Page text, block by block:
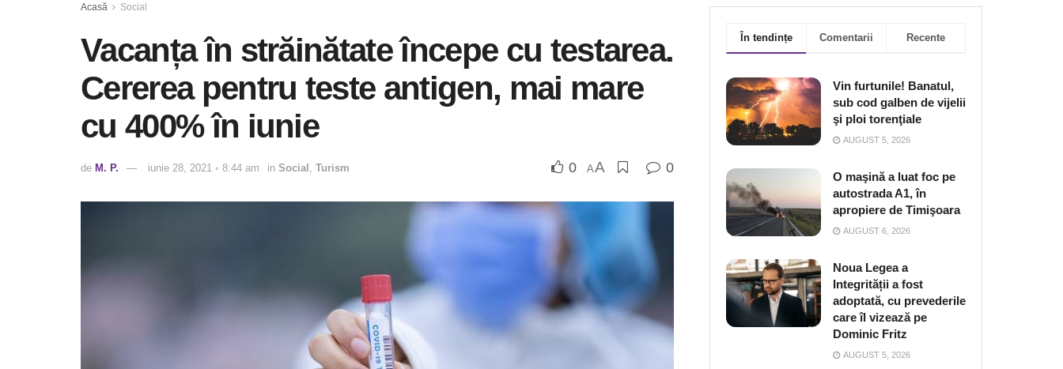
Acasă Social
Vacanța în străinătate începe cu testarea.
Cererea pentru teste antigen, mai mare
cu 400% în iunie
de M. P. iunie 28, 2021 ◦ 8:44 am in Social Turism 0 AA 0
În tendințe Comentarii Recente
Vin furtunile! Banatul,
sub cod galben de vijelii
şi ploi torenţiale
AUGUST 5, 2026
O maşină a luat foc pe
autostrada A1, în
apropiere de Timişoara
AUGUST 6, 2026
Noua Legea a
Integrității a fost
adoptată, cu prevederile
care îl vizează pe
Dominic Fritz
AUGUST 5, 2026